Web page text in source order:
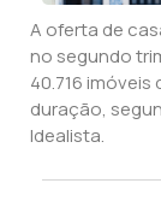
A oferta de
no segundo
40.716
duração,
Idealista.